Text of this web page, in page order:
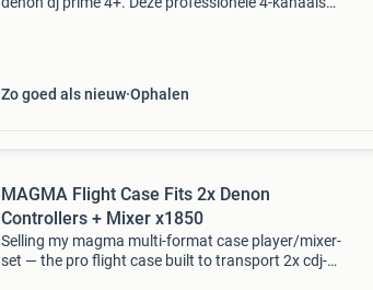
Zo goed als nieuw Ophalen
MAGMA Flight Case Fits 2x Denon
Controllers + Mixer x1850
Selling my magma multi-format case player/mixer-
set — the pro flight case built to transport 2x cdj-